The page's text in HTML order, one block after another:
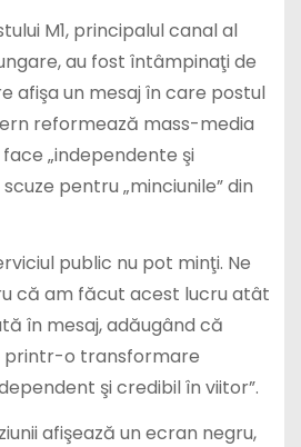
M1, principalul canal al
au fost întâmpinaţi de
afişa un mesaj în care postul
reformează mass-media
„independente şi
pentru „minciunile” din
public nu pot minţi. Ne
că am făcut acest lucru atât
în mesaj, adăugând că
printr-o transformare
şi credibil în viitor”.
afişează un ecran negru,